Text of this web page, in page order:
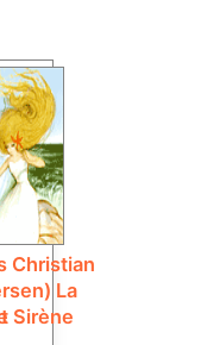
Christian
La
Sirène